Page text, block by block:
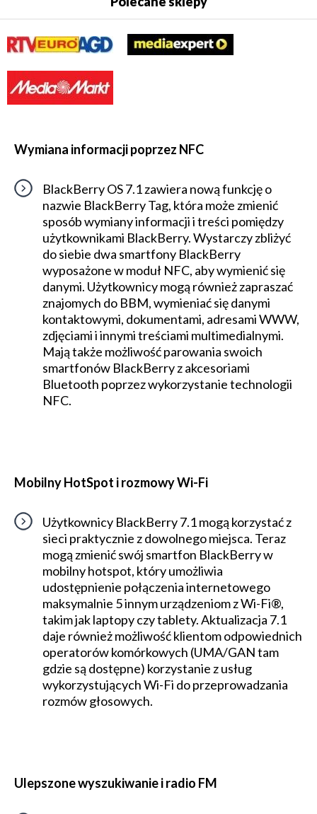
Wymiana informacji poprzez NFC
BlackBerry OS 7.1 zawiera nową funkcję o
nazwie BlackBerry Tag, która może zmienić
sposób wymiany informacji i treści pomiędzy
użytkownikami BlackBerry. Wystarczy zbliżyć
do siebie dwa smartfony BlackBerry
wyposażone w moduł NFC, aby wymienić się
danymi. Użytkownicy mogą również zapraszać
znajomych do BBM, wymieniać się danymi
kontaktowymi, dokumentami, adresami WWW,
zdjęciami i innymi treściami multimedialnymi.
Mają także możliwość parowania swoich
smartfonów BlackBerry z akcesoriami
Bluetooth poprzez wykorzystanie technologii
NFC.
Mobilny HotSpot i rozmowy Wi-Fi
Użytkownicy BlackBerry 7.1 mogą korzystać z
sieci praktycznie z dowolnego miejsca. Teraz
mogą zmienić swój smartfon BlackBerry w
mobilny hotspot, który umożliwia
udostępnienie połączenia internetowego
maksymalnie 5 innym urządzeniom z Wi-Fi®,
takim jak laptopy czy tablety. Aktualizacja 7.1
daje również możliwość klientom odpowiednich
operatorów komórkowych (UMA/GAN tam
gdzie są dostępne) korzystanie z usług
wykorzystujących Wi-Fi do przeprowadzania
rozmów głosowych.
Ulepszone wyszukiwanie i radio FM